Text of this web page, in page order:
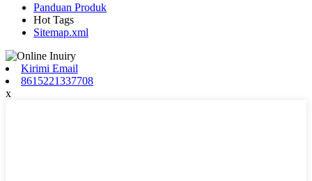
Panduan Produk
Hot Tags
Sitemap.xml
Kirimi Email
8615221337708
x